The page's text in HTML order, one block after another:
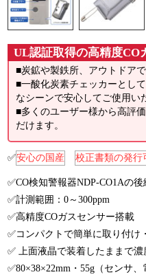
UL認証取得の高精度CO
■炭鉱や製鉄所、アウトドア
■一酸化炭素チェッカーとし
なシーンで安心してご使用い
■多くのユーザー様から高評
だけます。
✅安心の国産 校正書類の発行
✅CO検知警報器NDP-CO1Aの後
✅計測範囲：0～300ppm
✅高精度COガスセンサー搭載
✅コンパクトで簡単に取り付け
✅ 上面液晶で装着したままで濃
✅80×38×22mm・55g（センサ、